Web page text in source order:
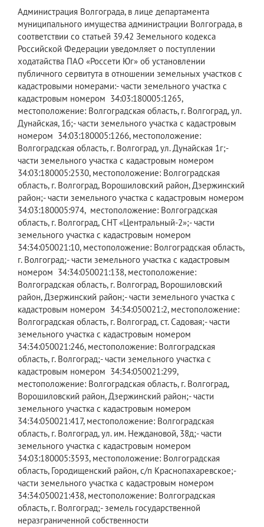
​Администрация Волгограда, в лице департамента
муниципального имущества администрации Волгограда, в
соответствии со статьей 39.42 Земельного кодекса
Российской Федерации уведомляет о поступлении
ходатайства ПАО «Россети Юг» об установлении
публичного сервитута в отношении земельных участков с
кадастровыми номерами:- части земельного участка с
кадастровым номером 34:03:180005:1265,
местоположение: Волгоградская область, г. Волгоград, ул.
Дунайская, 1б;- части земельного участка с кадастровым
номером 34:03:180005:1266, местоположение:
Волгоградская область, г. Волгоград, ул. Дунайская 1г;-
части земельного участка с кадастровым номером
34:03:180005:2530, местоположение: Волгоградская
область, г. Волгоград, Ворошиловский район, Дзержинский
район;- части земельного участка с кадастровым номером
34:03:180005:974, местоположение: Волгоградская
область, г. Волгоград, СНТ «Центральный-2»;- части
земельного участка с кадастровым номером
34:34:050021:10, местоположение: Волгоградская область,
г. Волгоград;- части земельного участка с кадастровым
номером 34:34:050021:138, местоположение:
Волгоградская область, г. Волгоград, Ворошиловский
район, Дзержинский район;- части земельного участка с
кадастровым номером 34:34:050021:2, местоположение:
Волгоградская область, г. Волгоград, ст. Садовая;- части
земельного участка с кадастровым номером
34:34:050021:246, местоположение: Волгоградская
область, г. Волгоград;- части земельного участка с
кадастровым номером 34:34:050021:299,
местоположение: Волгоградская область, г. Волгоград,
Ворошиловский район, Дзержинский район;- части
земельного участка с кадастровым номером
34:34:050021:417, местоположение: Волгоградская
область, г. Волгоград, ул. им. Неждановой, 38д;- части
земельного участка с кадастровым номером
34:03:180005:3593, местоположение: Волгоградская
область, Городищенский район, с/п Краснопахаревское;-
части земельного участка с кадастровым номером
34:34:050021:438, местоположение: Волгоградская
область, г. Волгоград;- земель государственной
неразграниченной собственности